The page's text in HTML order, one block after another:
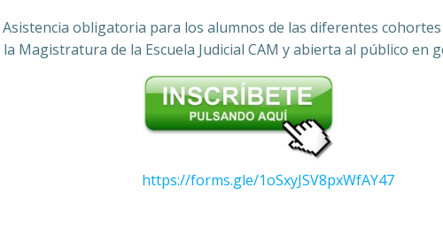
Asistencia obligatoria para los alumnos de las diferentes
Magistratura de la Escuela Judicial CAM y abierta al público en
https://forms.gle/1oSxyJSV8pxWfAY47